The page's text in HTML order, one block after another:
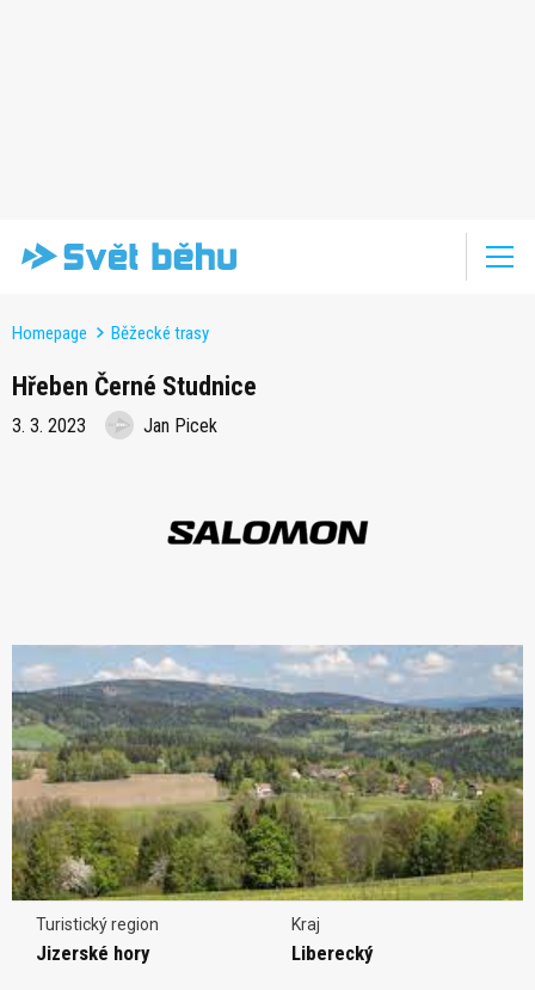
Homepage Běžecké trasy
Hřeben Černé Studnice
3. 3. 2023 Jan Picek
Turistický region
Jizerské hory
Kraj
Liberecký